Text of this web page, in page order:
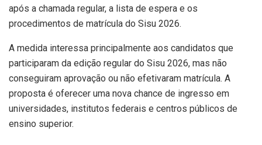
após a chamada regular, a lista de espera e os
procedimentos de matrícula do Sisu 2026.
A medida interessa principalmente aos candidatos que
participaram da edição regular do Sisu 2026, mas não
conseguiram aprovação ou não efetivaram matrícula. A
proposta é oferecer uma nova chance de ingresso em
universidades, institutos federais e centros públicos de
ensino superior.